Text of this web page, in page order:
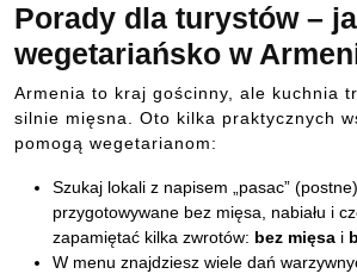
Porady dla turystów –
wegetariańsko w
Armenia to kraj gościnny, ale kuchnia
silnie mięsna. Oto kilka praktycznych
pomogą wegetarianom:
Szukaj lokali z napisem „pasac”
przygotowywane bez mięsa, nabiału i
zapamiętać kilka zwrotów: bez mięsa i
W menu znajdziesz wiele dań